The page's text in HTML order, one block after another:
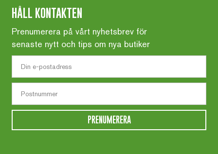
HÅLL KONTAKTEN
Prenumerera på vårt nyhetsbrev för
senaste nytt och tips om nya butiker
PRENUMERERA